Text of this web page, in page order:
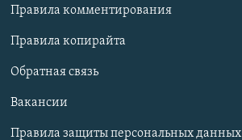
Правила комментирования
Правила копирайта
Обратная связь
Вакансии
Правила защиты персональных данных